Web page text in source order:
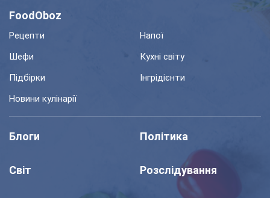
FoodOboz
Рецепти
Напої
Шефи
Кухні світу
Підбірки
Інгрідієнти
Новини кулінарії
Блоги Політика
Світ Розслідування